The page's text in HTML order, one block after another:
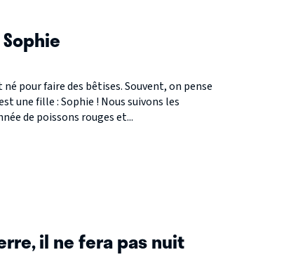
pour faire des bêtises. Souvent, on pense
une fille : Sophie ! Nous suivons les
de poissons rouges et...
il ne fera pas nuit